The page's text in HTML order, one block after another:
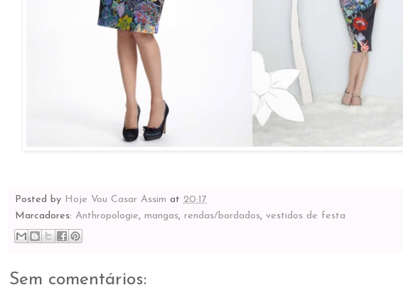
Posted by Hoje Vou Casar Assim at 20:17
Marcadores: Anthropologie, mangas, rendas/bordados, vestidos de festa
Sem comentários: